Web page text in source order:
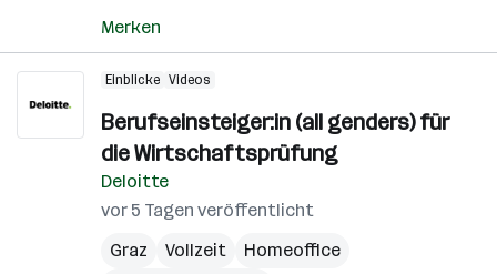
Merken
Einblicke Videos
Berufseinsteiger:in (all genders) für
die Wirtschaftsprüfung
Deloitte
vor 5 Tagen veröffentlicht
Graz
Vollzeit
Homeoffice